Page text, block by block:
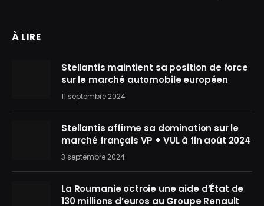
À LIRE
Stellantis maintient sa position de force
sur le marché automobile européen
11 septembre 2024
Stellantis affirme sa domination sur le
marché français VP + VUL à fin août 2024
3 septembre 2024
La Roumanie octroie une aide d’État de
130 millions d’euros au Groupe Renault